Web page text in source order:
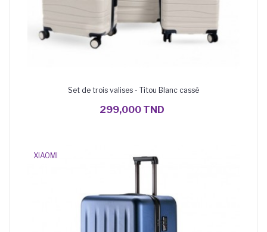
Set de trois valises - Titou Blanc cassé
299,000 TND
XIAOMI